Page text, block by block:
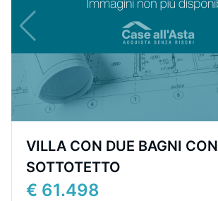
VILLA CON DUE BAGNI CON
SOTTOTETTO
€ 61.498